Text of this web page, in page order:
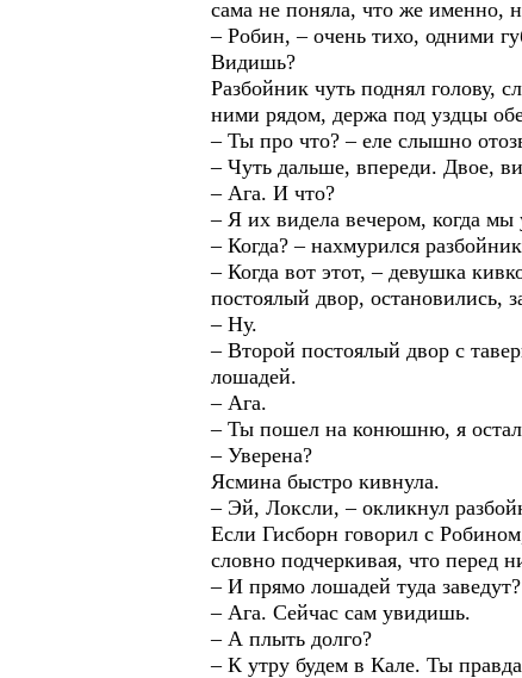
сама не поняла, что же именно,
– Робин, – очень тихо, одними
Видишь?
Разбойник чуть поднял голову,
ними рядом, держа под уздцы
– Ты про что? – еле слышно
– Чуть дальше, впереди. Двое,
– Ага. И что?
– Я их видела вечером, когда мы
– Когда? – нахмурился
– Когда вот этот, – девушка
постоялый двор, остановились,
– Ну.
– Второй постоялый двор с
лошадей.
– Ага.
– Ты пошел на конюшню, я
– Уверена?
Ясмина быстро кивнула.
– Эй, Локсли, – окликнул
Если Гисборн говорил с
словно подчеркивая, что перед
– И прямо лошадей туда
– Ага. Сейчас сам увидишь.
– А плыть долго?
– К утру будем в Кале. Ты